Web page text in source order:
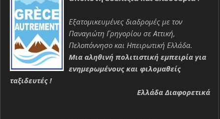
Εξατομικευμένες διαδρομές με τον
Παναγιώτη Γρηγορίου σε Αττική,
Πελοπόννησο και Ηπειρωτική Ελλάδα.
Μια αληθινή πολιτιστική εμπειρία για
ενημερωμένους και φιλομαθείς
ταξιδευτές !
Ελλάδα Διαφορετικά